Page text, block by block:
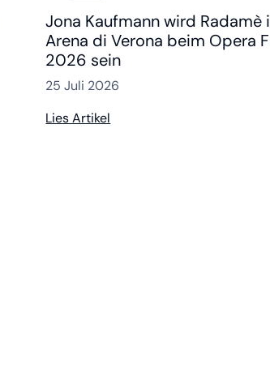
Jona Kaufmann wird Radamè
Arena di Verona beim Opera
2026 sein
25 Juli 2026
Lies Artikel